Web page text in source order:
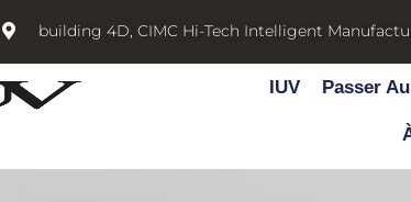
building 4D, CIMC Hi-Tech Intelligent
IUV Passer